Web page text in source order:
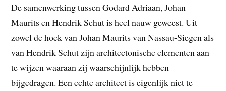
De samenwerking tussen Godard Adriaan, Johan
Maurits en Hendrik Schut is heel nauw geweest. Uit
zowel de hoek van Johan Maurits van Nassau-Siegen als
van Hendrik Schut zijn architectonische elementen aan
te wijzen waaraan zij waarschijnlijk hebben
bijgedragen. Een echte architect is eigenlijk niet te